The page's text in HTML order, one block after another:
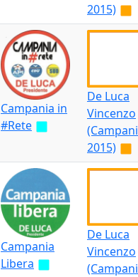
2015)
Campania in
#Rete
De Luca
Vincenzo
2015)
Campania
Libera
De Luca
Vincenzo